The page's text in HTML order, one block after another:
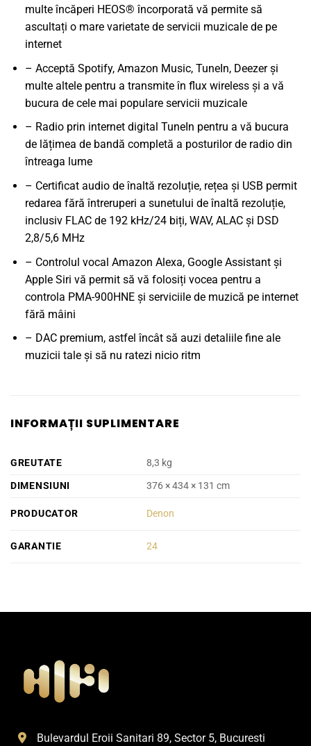
multe încăperi HEOS® încorporată vă permite să
ascultați o mare varietate de servicii muzicale de pe
internet
– Acceptă Spotify, Amazon Music, TuneIn, Deezer și
multe altele pentru a transmite în flux wireless și a vă
bucura de cele mai populare servicii muzicale
– Radio prin internet digital TuneIn pentru a vă bucura
de lățimea de bandă completă a posturilor de radio din
întreaga lume
– Certificat audio de înaltă rezoluție, rețea și USB permit
redarea fără întreruperi a sunetului de înaltă rezoluție,
inclusiv FLAC de 192 kHz/24 biți, WAV, ALAC și DSD
2,8/5,6 MHz
– Controlul vocal Amazon Alexa, Google Assistant și
Apple Siri vă permit să vă folosiți vocea pentru a
controla PMA-900HNE și serviciile de muzică pe internet
fără mâini
– DAC premium, astfel încât să auzi detaliile fine ale
muzicii tale și să nu ratezi nicio ritm
INFORMAȚII SUPLIMENTARE
GREUTATE
8,3 kg
DIMENSIUNI
376 × 434 × 131 cm
PRODUCATOR Denon
GARANTIE 24
Bulevardul Eroii Sanitari 89, Sector 5, Bucuresti